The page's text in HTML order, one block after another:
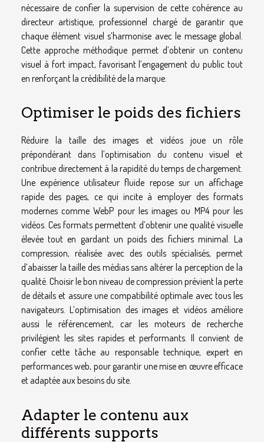
nécessaire de confier la supervision de cette cohérence au
directeur artistique, professionnel chargé de garantir que
chaque élément visuel s’harmonise avec le message global.
Cette approche méthodique permet d’obtenir un contenu
visuel à fort impact, favorisant l’engagement du public tout
en renforçant la crédibilité de la marque.
Optimiser le poids des fichiers
Réduire la taille des images et vidéos joue un rôle
prépondérant dans l’optimisation du contenu visuel et
contribue directement à la rapidité du temps de chargement.
Une expérience utilisateur fluide repose sur un affichage
rapide des pages, ce qui incite à employer des formats
modernes comme WebP pour les images ou MP4 pour les
vidéos. Ces formats permettent d’obtenir une qualité visuelle
élevée tout en gardant un poids des fichiers minimal. La
compression, réalisée avec des outils spécialisés, permet
d’abaisser la taille des médias sans altérer la perception de la
qualité. Choisir le bon niveau de compression prévient la perte
de détails et assure une compatibilité optimale avec tous les
navigateurs. L’optimisation des images et vidéos améliore
aussi le référencement, car les moteurs de recherche
privilégient les sites rapides et performants. Il convient de
confier cette tâche au responsable technique, expert en
performances web, pour garantir une mise en œuvre efficace
et adaptée aux besoins du site.
Adapter le contenu aux
différents supports